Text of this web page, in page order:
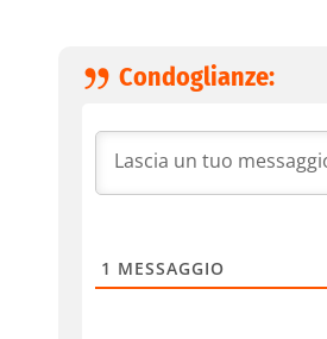
Condoglianze:
1 MESSAGGIO